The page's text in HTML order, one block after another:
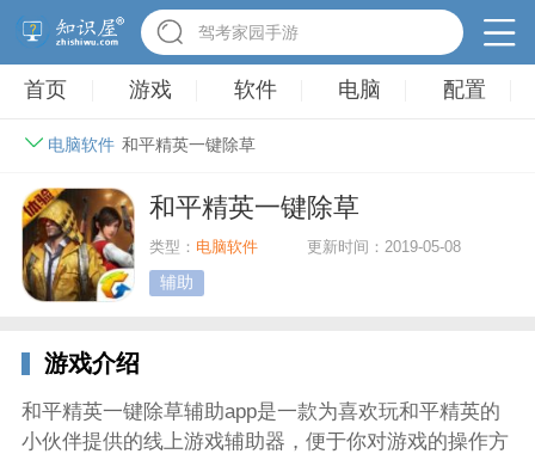
驾考家园手游
首页 游戏 软件 电脑 配置
电脑软件 和平精英一键除草
和平精英一键除草
类型： 电脑软件 更新时间：2019-05-08
辅助
游戏介绍
和平精英一键除草辅助app是一款为喜欢玩和平精英的
小伙伴提供的线上游戏辅助器，便于你对游戏的操作方